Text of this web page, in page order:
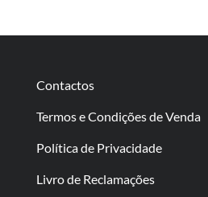
Contactos
Termos e Condições de Venda
Política de Privacidade
Livro de Reclamações